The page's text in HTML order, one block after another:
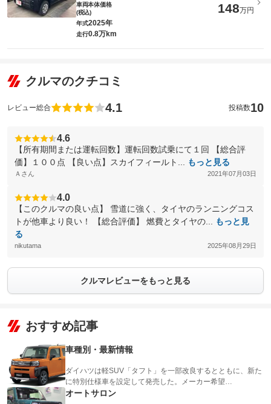
車両本体価格
(税込)
148万円
年式2025年
走行0.8万km
クルマのクチコミ
レビュー総合 4.1 投稿数10
4.6
【所有期間または運転回数】運転回数試乗にて１回 【総合評
価】１００点 【良い点】スカイフィールト...
もっと見る
Ａさん 2021年07月03日
4.0
【このクルマの良い点】 雪道に強く、タイヤのランニングコス
トが他車より良い！ 【総合評価】 燃費とタイヤの...
もっと見
る
nikutama 2025年08月29日
クルマレビューをもっと見る
おすすめ記事
車種別・最新情報
ダイハツは軽SUV「タフト」を一部改良するとともに、新た
に特別仕様車を設定して発売した。メーカー希望…
オートサロン